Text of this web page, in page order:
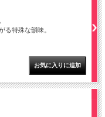
る特殊な韻味。